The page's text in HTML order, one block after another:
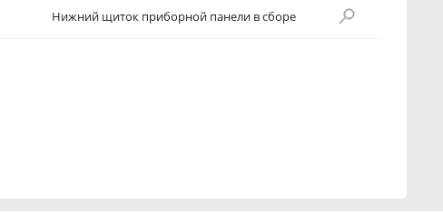
Нижний щиток приборной панели в сборе